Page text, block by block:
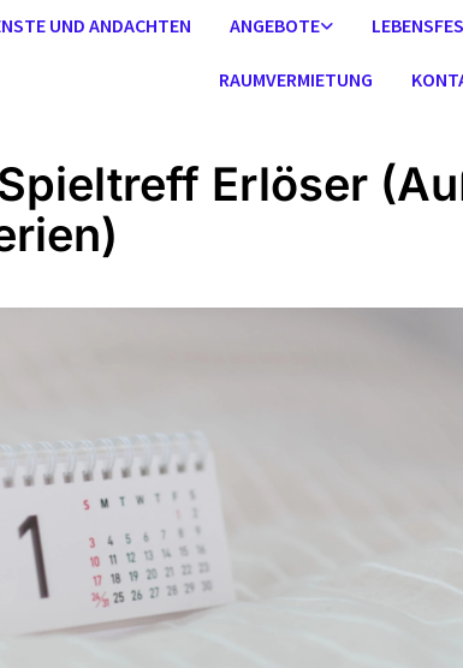
UND ANDACHTEN ANGEBOTE
RAUMVERMIETUNG
Erlöser